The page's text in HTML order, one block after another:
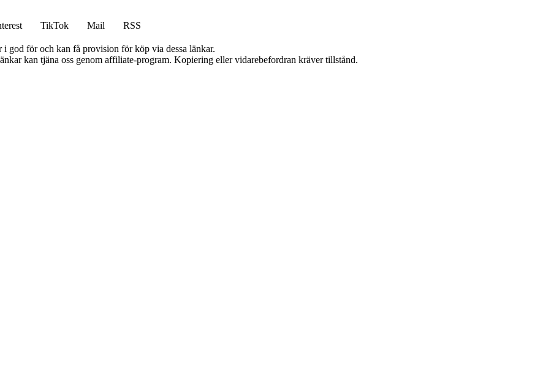
TikTok Mail
RSS
god för och kan få provision för köp via dessa länkar.
kan tjäna oss genom affiliate-program. Kopiering eller vidarebefordran kräver tillstånd.